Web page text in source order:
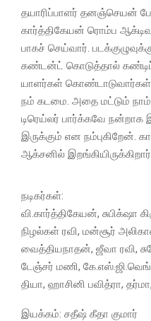
தயாரிப்பாளர் தனஞ்செயன்
கார்த்திகேயன் ரொம்ப
பாகச் செய்வார்.
கண்டன்ட் கொடுத்தால்
யாளர்கள் கொண்டாடுவார்கள்.
நம் கடமை. அதை மட்டும்
டிரெய்லர் பார்க்கவே நன்றாக
இருக்கும் என நம்புகிறேன்.
ஆக்சனில்
நடிகர்கள்:
வி.கார்த்திகேயன்,
நிழல்கள் ரவி, மன்சூர்
வைத்தியநாதன், ஜீவா ரவி,
டேஞ்சர் மணி,
தியா, ஹாசினி பவித்ரா,
இயக்கம்: சதீஷ் கீதா குமார்